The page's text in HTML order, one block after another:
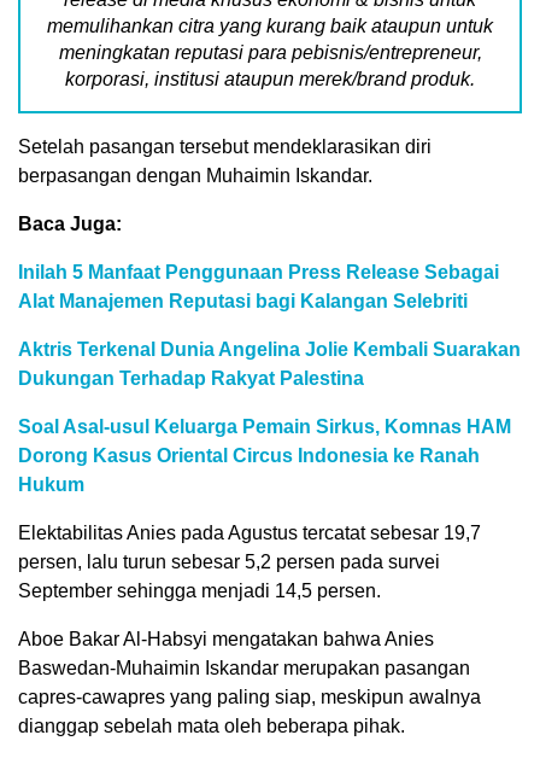
memulihankan citra yang kurang baik ataupun untuk
meningkatan reputasi para pebisnis/entrepreneur,
korporasi, institusi ataupun merek/brand produk.
Setelah pasangan tersebut mendeklarasikan diri
berpasangan dengan Muhaimin Iskandar.
Baca Juga:
Inilah 5 Manfaat Penggunaan Press Release Sebagai
Alat Manajemen Reputasi bagi Kalangan Selebriti
Aktris Terkenal Dunia Angelina Jolie Kembali Suarakan
Dukungan Terhadap Rakyat Palestina
Soal Asal-usul Keluarga Pemain Sirkus, Komnas HAM
Dorong Kasus Oriental Circus Indonesia ke Ranah
Hukum
Elektabilitas Anies pada Agustus tercatat sebesar 19,7
persen, lalu turun sebesar 5,2 persen pada survei
September sehingga menjadi 14,5 persen.
Aboe Bakar Al-Habsyi mengatakan bahwa Anies
Baswedan-Muhaimin Iskandar merupakan pasangan
capres-cawapres yang paling siap, meskipun awalnya
dianggap sebelah mata oleh beberapa pihak.